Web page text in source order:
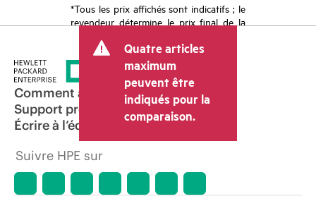
*Tous les prix affichés sont indicatifs ; le
revendeur détermine le prix final de la
tels que la TVA ou les taxes sur la vente
et les frais d’expédition. Le prix de la
transaction déterminé par le revendeur
peut varier par rapport à d’autres
revendeurs et au prix indicatif affiché.
Les prix indicatifs peuvent inclure des
offres promotionnelles limitées dans le
temps. HPE se réserve le droit d’ajuster
les prix à tout moment pour diverses
l’arrêt d’un produit, la disponibilité
Quatre articles
maximum
peuvent être
indiqués pour la
comparaison.
Comment acheter
Support produit
Écrire à l’équipe commerciale
Suivre HPE sur